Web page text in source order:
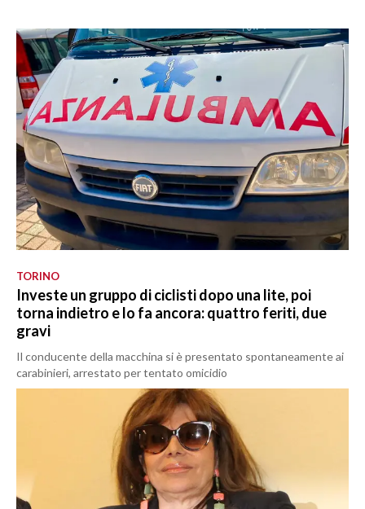
TORINO
Investe un gruppo di ciclisti dopo una lite, poi
torna indietro e lo fa ancora: quattro feriti, due
gravi
Il conducente della macchina si è presentato spontaneamente ai
carabinieri, arrestato per tentato omicidio